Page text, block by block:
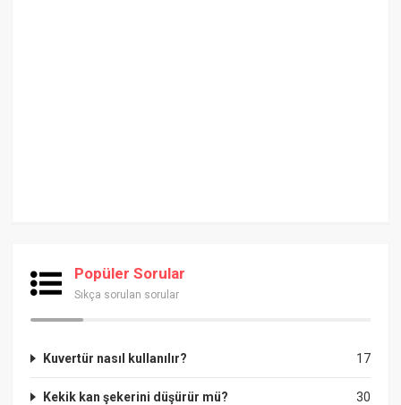
Popüler Sorular
Sıkça sorulan sorular
17
Kuvertür nasıl kullanılır?
30
Kekik kan şekerini düşürür mü?